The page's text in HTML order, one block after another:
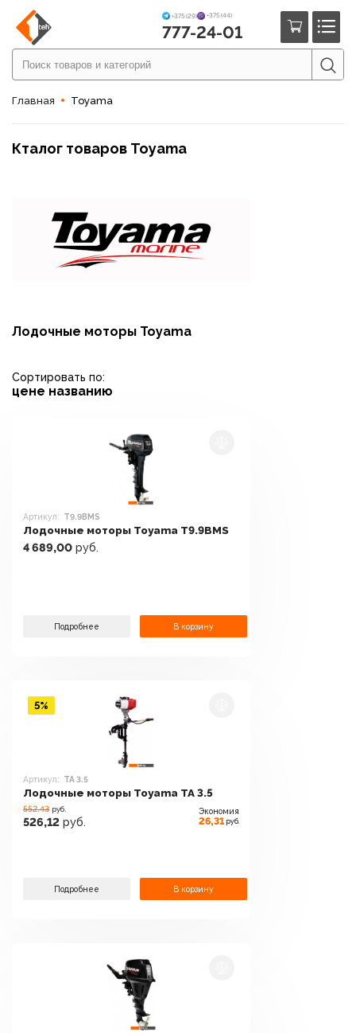
+375 (29) +375 (44)
777-24-01
Главная Toyama
Кталог товаров Toyama
Лодочные моторы Toyama
Сортировать по:
цене названию
Артикул: T9.9BMS
Лодочные моторы Toyama T9.9BMS
4 689,00 руб.
Подробнее В корзину
Артикул: TA 3.5
Лодочные моторы Toyama TA 3.5
552.43 руб.
526,12 руб.
Экономия
26,31 руб.
Подробнее В корзину
5%